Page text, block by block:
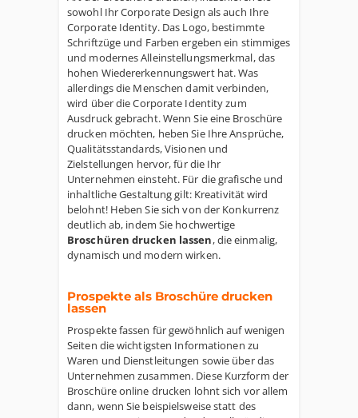
sowohl Ihr Corporate Design als auch Ihre
Corporate Identity. Das Logo, bestimmte
Schriftzüge und Farben ergeben ein stimmiges
und modernes Alleinstellungsmerkmal, das
hohen Wiedererkennungswert hat. Was
allerdings die Menschen damit verbinden,
wird über die Corporate Identity zum
Ausdruck gebracht. Wenn Sie eine Broschüre
drucken möchten, heben Sie Ihre Ansprüche,
Qualitätsstandards, Visionen und
Zielstellungen hervor, für die Ihr
Unternehmen einsteht. Für die grafische und
inhaltliche Gestaltung gilt: Kreativität wird
belohnt! Heben Sie sich von der Konkurrenz
deutlich ab, indem Sie hochwertige
Broschüren drucken lassen, die einmalig,
dynamisch und modern wirken.
Prospekte als Broschüre drucken
lassen
Prospekte fassen für gewöhnlich auf wenigen
Seiten die wichtigsten Informationen zu
Waren und Dienstleitungen sowie über das
Unternehmen zusammen. Diese Kurzform der
Broschüre online drucken lohnt sich vor allem
dann, wenn Sie beispielsweise statt des